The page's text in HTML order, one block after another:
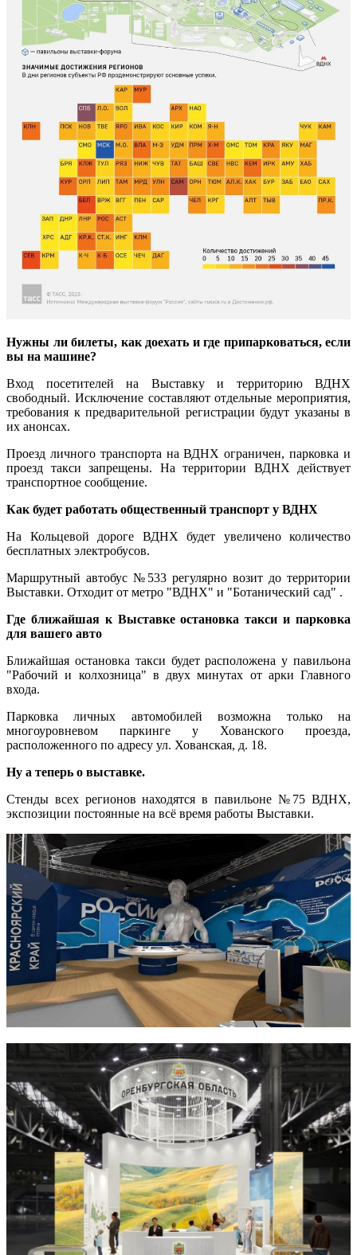
Нужны ли билеты, как доехать и где припарковаться, если
вы на машине?
Вход посетителей на Выставку и территорию ВДНХ
свободный. Исключение составляют отдельные мероприятия,
требования к предварительной регистрации будут указаны в
их анонсах.
Проезд личного транспорта на ВДНХ ограничен, парковка и
проезд такси запрещены. На территории ВДНХ действует
транспортное сообщение.
Как будет работать общественный транспорт у ВДНХ
На Кольцевой дороге ВДНХ будет увеличено количество
бесплатных электробусов.
Маршрутный автобус №533 регулярно возит до территории
Выставки. Отходит от метро "ВДНХ" и "Ботанический сад" .
Где ближайшая к Выставке остановка такси и парковка
для вашего авто
Ближайшая остановка такси будет расположена у павильона
"Рабочий и колхозница" в двух минутах от арки Главного
входа.
Парковка личных автомобилей возможна только на
многоуровневом паркинге у Хованского проезда,
расположенного по адресу ул. Хованская, д. 18.
Ну а теперь о выставке.
Стенды всех регионов находятся в павильоне №75 ВДНХ,
экспозиции постоянные на всё время работы Выставки.